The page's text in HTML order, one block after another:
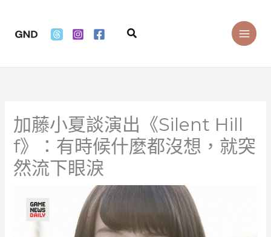
content
Search
加藤小夏談演出《Silent Hill
f》：有時候什麼都沒想，就突
然流下眼淚